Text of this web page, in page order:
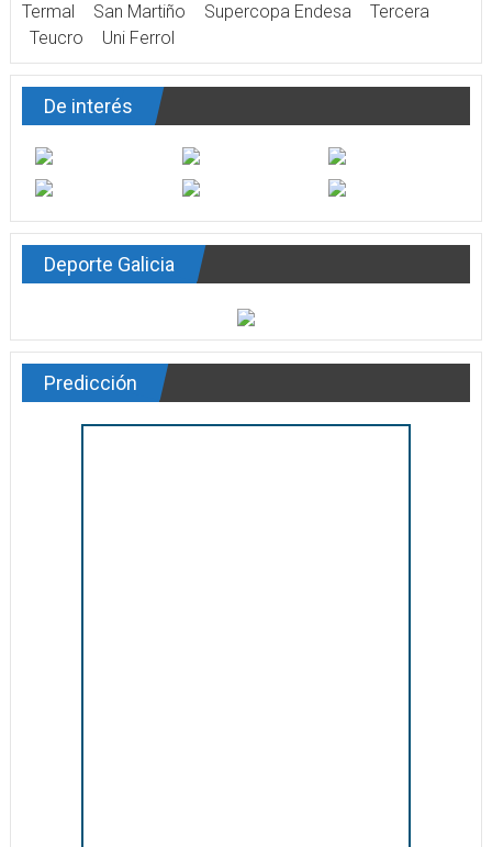
Termal
San Martiño Supercopa Endesa
Tercera
Teucro
Uni Ferrol
De interés
Deporte Galicia
Predicción